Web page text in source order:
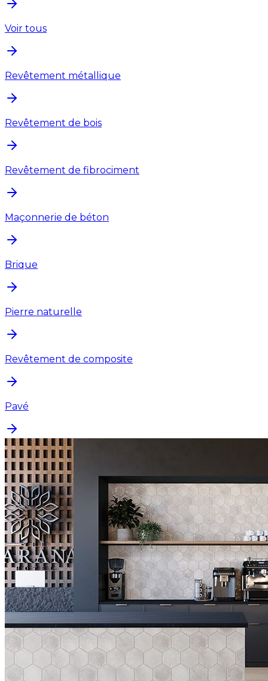
Voir tous
Revêtement métallique
Revêtement de bois
Revêtement de fibrociment
Maçonnerie de béton
Brique
Pierre naturelle
Revêtement de composite
Pavé